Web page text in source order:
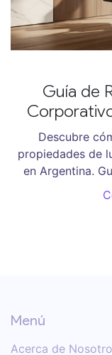
Guía de
Descubre
propiedades de
en Argentina.
requisitos
Menú
Acerca de